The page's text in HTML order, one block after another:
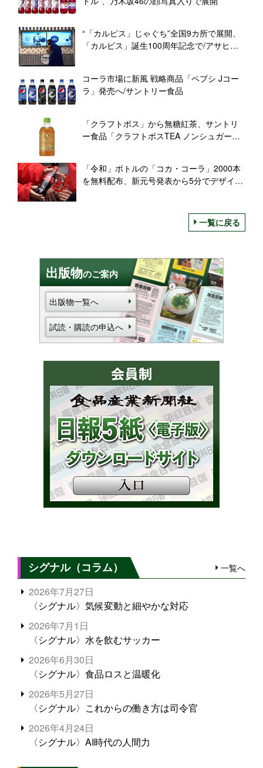
“「カルピス」じゃぐち”全国9カ所で展開、
「カルピス」誕生100周年記念で/アサヒ飲
コーラ市場に新風 戦略商品「ペプシ Jコー
ラ」発売へ/サントリー食品
「クラフトボス」から無糖紅茶、サントリ
ー食品「クラフトボスTEA ノンシュガー」
「令和」ボトルの「コカ・コーラ」2000本
を無料配布、新元号発表から5分でデザイ
一覧に戻る
出版物のご案内
出版物一覧へ
試読・購読の申込へ
シグナル（コラム） 一覧へ
2026年7月27日
〈シグナル〉気候変動と細やかな対応
2026年7月1日
〈シグナル〉水を飲むサッカー
2026年6月30日
〈シグナル〉食品ロスと温暖化
2026年5月27日
〈シグナル〉これからの働き方は司令官
2026年4月24日
〈シグナル〉AI時代の人間力